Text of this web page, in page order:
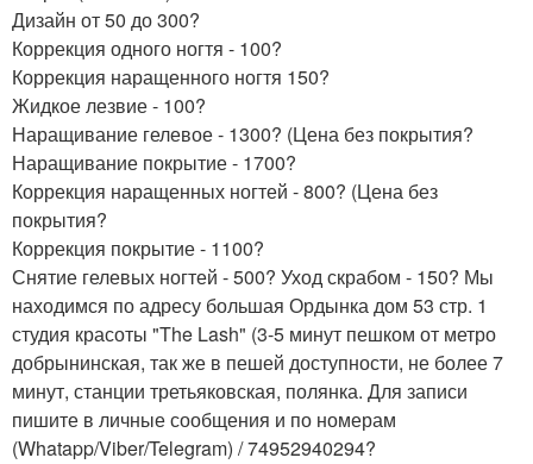
Дизайн от 50 до 300?
Коррекция одного ногтя - 100?
Коррекция наращенного ногтя 150?
Жидкое лезвие - 100?
Наращивание гелевое - 1300? (Цена без покрытия?
Наращивание покрытие - 1700?
Коррекция наращенных ногтей - 800? (Цена без
покрытия?
Коррекция покрытие - 1100?
Снятие гелевых ногтей - 500? Уход скрабом - 150? Мы
находимся по адресу большая Ордынка дом 53 стр. 1
студия красоты "The Lash" (3-5 минут пешком от метро
добрынинская, так же в пешей доступности, не более 7
минут, станции третьяковская, полянка. Для записи
пишите в личные сообщения и по номерам
(Whatapp/Viber/Telegram) / 74952940294?